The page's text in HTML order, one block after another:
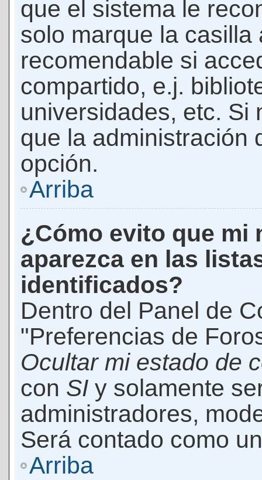
que el sistema le
solo marque la casilla
recomendable si
compartido, e.j.
universidades, etc. Si
que la administración
opción.
Arriba
¿Cómo evito que mi
aparezca en las
identificados?
Dentro del Panel de
"Preferencias de
Ocultar mi estado de
con SI y solamente
administradores,
Será contado como
Arriba